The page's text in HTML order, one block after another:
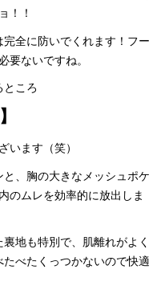
！！
全に防いでくれます！フー
要ないですね。
ところ
います（笑）
、胸の大きなメッシュポケ
のムレを効率的に放出しま
地も特別で、肌離れがよく
たべたくっつかないので快適